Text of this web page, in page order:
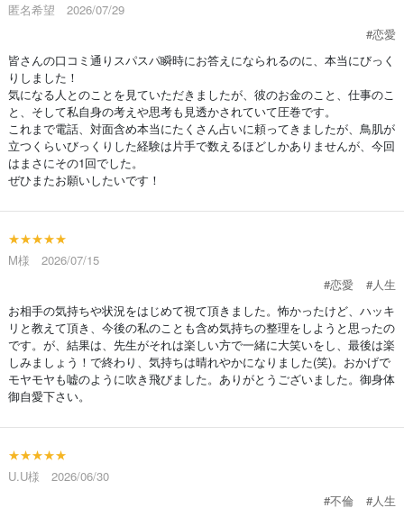
匿名希望 2026/07/29
#恋愛
皆さんの口コミ通りスパスパ瞬時にお答えになられるのに、本当にびっく
りしました！
気になる人とのことを見ていただきましたが、彼のお金のこと、仕事のこ
と、そして私自身の考えや思考も見透かされていて圧巻です。
これまで電話、対面含め本当にたくさん占いに頼ってきましたが、鳥肌が
立つくらいびっくりした経験は片手で数えるほどしかありませんが、今回
はまさにその1回でした。
ぜひまたお願いしたいです！
★★★★★
M様 2026/07/15
#恋愛
#人生
お相手の気持ちや状況をはじめて視て頂きました。怖かったけど、ハッキ
リと教えて頂き、今後の私のことも含め気持ちの整理をしようと思ったの
です。が、結果は、先生がそれは楽しい方で一緒に大笑いをし、最後は楽
しみましょう！で終わり、気持ちは晴れやかになりました(笑)。おかげで
モヤモヤも嘘のように吹き飛びました。ありがとうございました。御身体
御自愛下さい。
★★★★★
U.U様 2026/06/30
#不倫
#人生